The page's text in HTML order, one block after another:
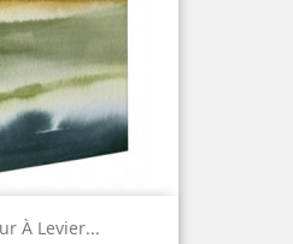
À Levier...